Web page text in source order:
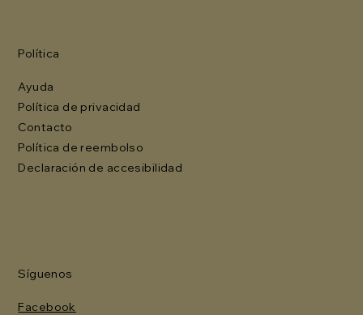
Política
Ayuda
Política de privacidad
Contacto
Política de reembolso
Declaración de accesibilidad
Síguenos
Facebook